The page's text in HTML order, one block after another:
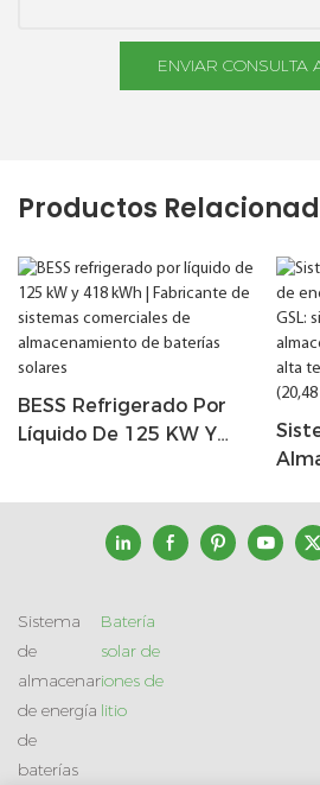
ENVIAR CONSULTA
Productos
BESS Refrigerado Por
Líquido De 125 KW Y
Comerciales De
Almacenamiento De
Sistema
de
almacenamiento
de energía
de
baterías
Batería
solar de
iones de
litio